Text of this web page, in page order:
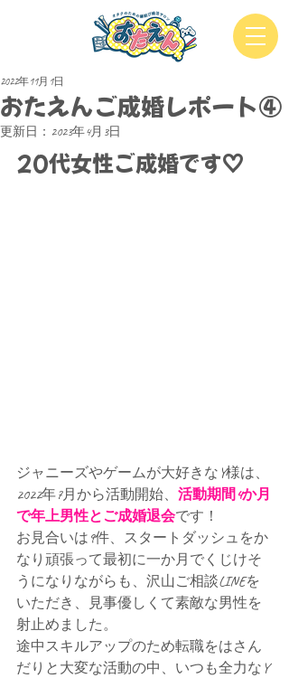
おたえんご成婚レポート④
2022年11月1日
更新日： 2023年4月3日
20代女性ご成婚です♡
ジャニーズやゲームが大好きなY様は、
2022年7月から活動開始、 活動期間4か月
で年上男性とご成婚退会です！
お見合いは9件、スタートダッシュをか
なり頑張って最初に一か月でくじけそ
うになりながらも、沢山ご相談LINEを
いただき、見事優しくて素敵な男性を
射止めました。
途中スキルアップのため転職をはさん
だりと大変な活動の中、いつも全力なY